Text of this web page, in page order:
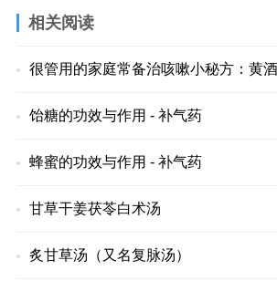
相关阅读
很管用的家庭常备治咳嗽小秘方：黄
饴糖的功效与作用 - 补气药
蜂蜜的功效与作用 - 补气药
甘草干姜茯苓白术汤
炙甘草汤（又名复脉汤）